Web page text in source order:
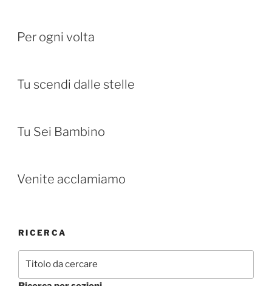
Per ogni volta
Tu scendi dalle stelle
Tu Sei Bambino
Venite acclamiamo
RICERCA